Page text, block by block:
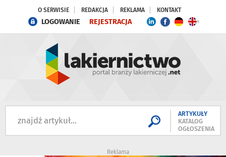
O SERWISIE REDAKCJA REKLAMA KONTAKT
LOGOWANIE REJESTRACJA
ARTYKUŁY
KATALOG
OGŁOSZENIA
Reklama